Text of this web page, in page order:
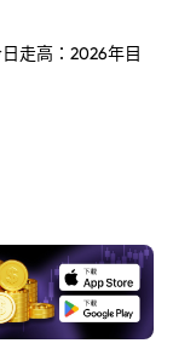
走高：2026年目